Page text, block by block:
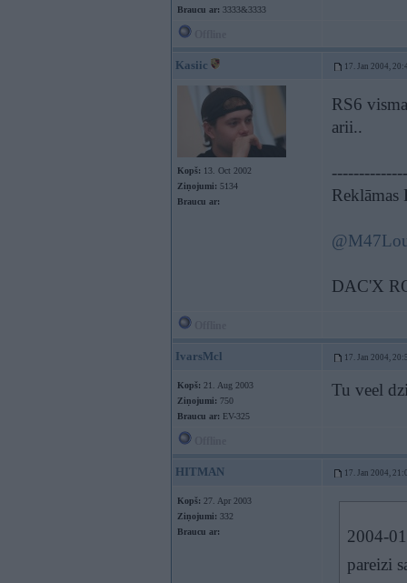
Braucu ar: 3333&3333
Kasiic 17. Jan 2004,
Kopš: 13. Oct 2002
Ziņojumi: 5134
Braucu ar:
RS6
arii..
Reklāmas
DAC'X
IvarsMcl 17. Jan 2004,
Kopš: 21. Aug 2003
Ziņojumi: 750
Braucu ar: EV-325
Tu veel
HITMAN 17. Jan 2004,
Kopš: 27. Apr 2003
Ziņojumi: 332
Braucu ar:
2004-
pareizi